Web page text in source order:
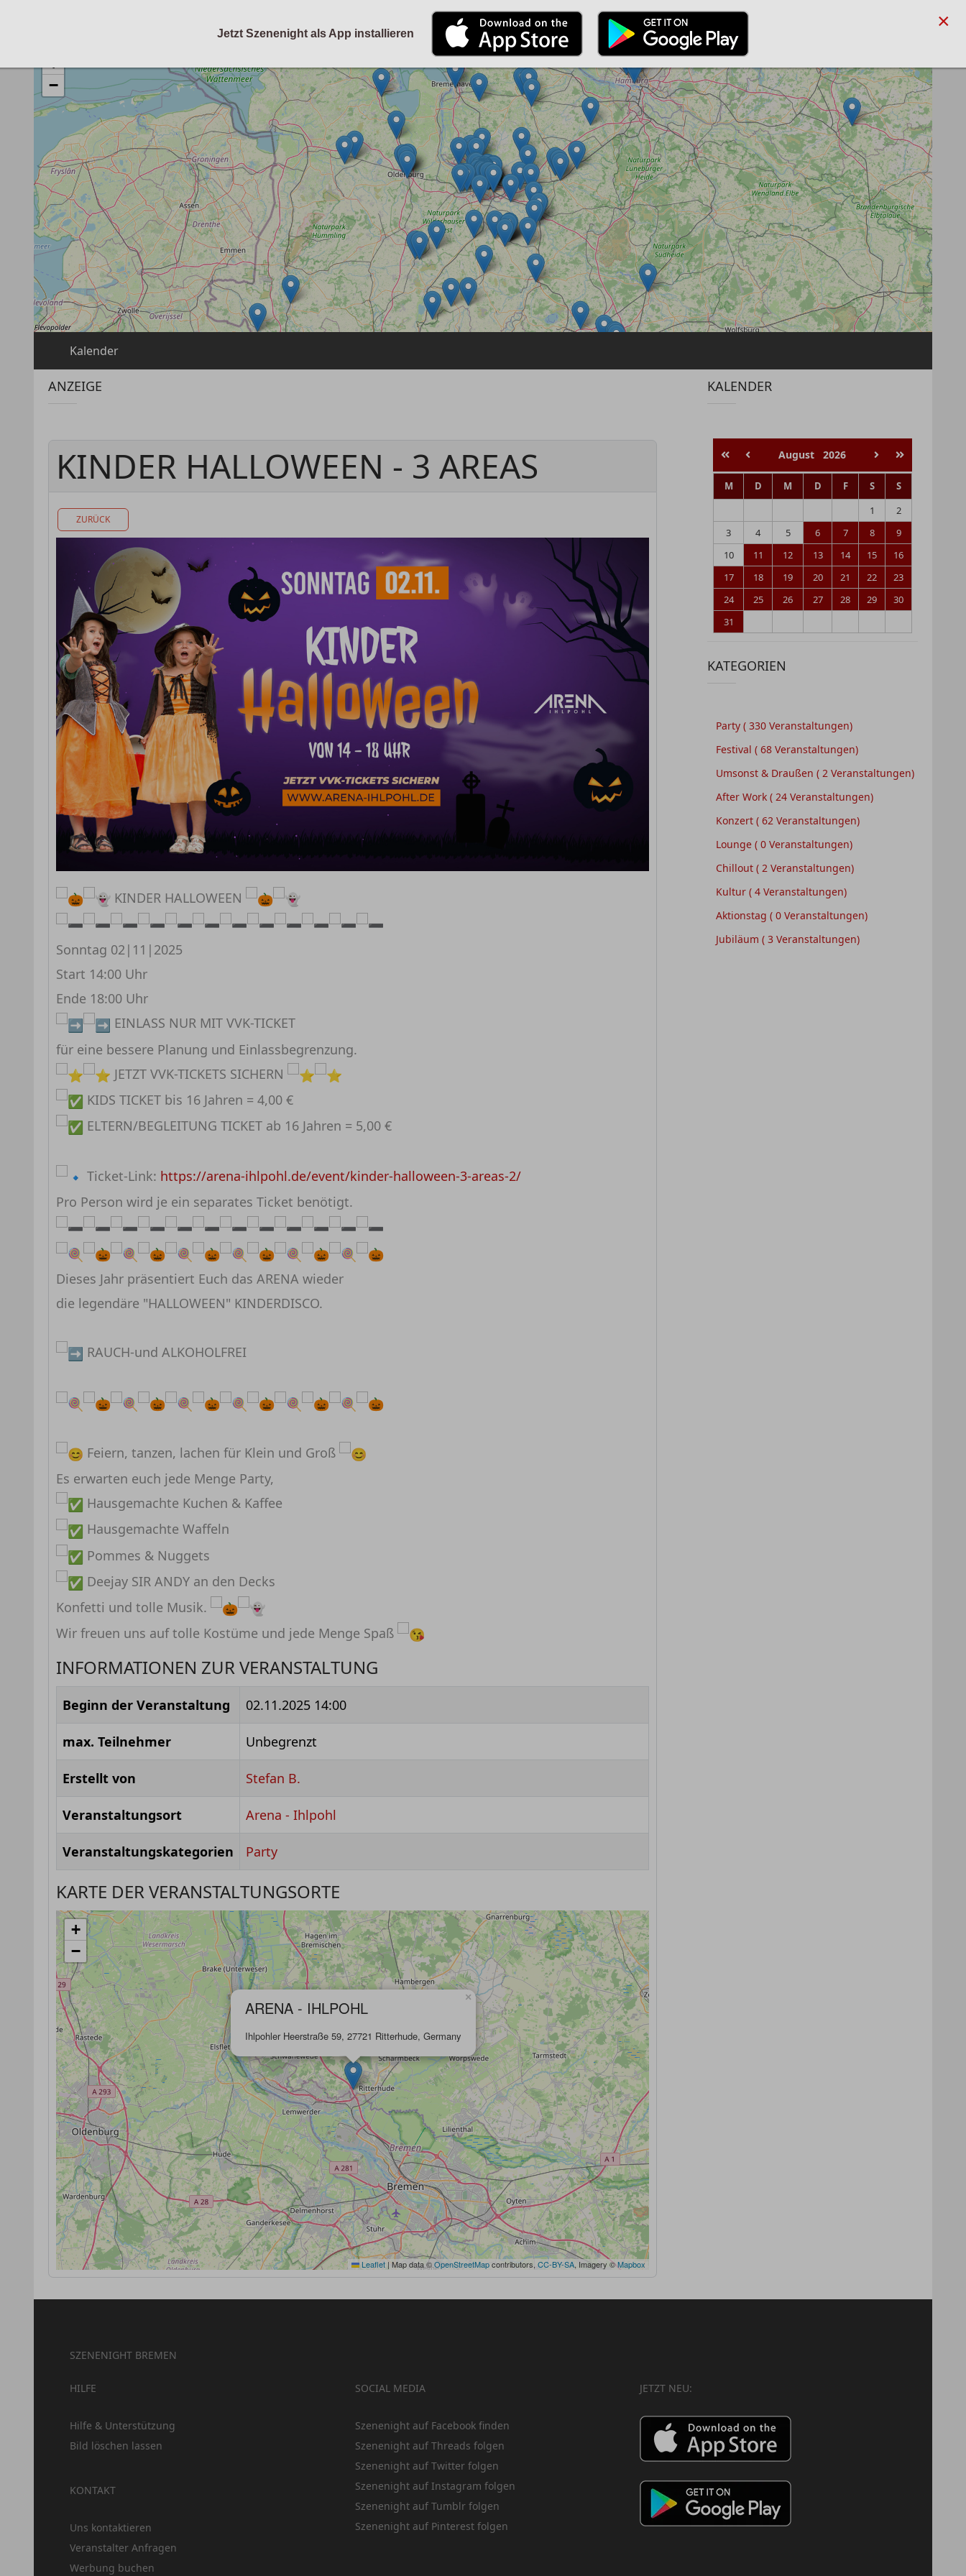
KALENDER PARTYFOTOS FÜR VERANSTALTER/PARTNER
+
−
Kalender
ANZEIGE
KINDER HALLOWEEN - 3 AREAS
ZURÜCK
KINDER HALLOWEEN
Sonntag 02|11|2025
Start 14:00 Uhr
Ende 18:00 Uhr
EINLASS NUR MIT VVK-TICKET
für eine bessere Planung und Einlassbegrenzung.
JETZT VVK-TICKETS SICHERN
KIDS TICKET bis 16 Jahren = 4,00 €
ELTERN/BEGLEITUNG TICKET ab 16 Jahren = 5,00 €
Ticket-Link: https://arena-ihlpohl.de/event/kinder-halloween-3-areas-2/
Pro Person wird je ein separates Ticket benötigt.
Dieses Jahr präsentiert Euch das ARENA wieder
die legendäre "HALLOWEEN" KINDERDISCO.
RAUCH-und ALKOHOLFREI
Feiern, tanzen, lachen für Klein und Groß
Es erwarten euch jede Menge Party,
Hausgemachte Kuchen & Kaffee
Hausgemachte Waffeln
Pommes & Nuggets
Deejay SIR ANDY an den Decks
Konfetti und tolle Musik.
Wir freuen uns auf tolle Kostüme und jede Menge Spaß
INFORMATIONEN ZUR VERANSTALTUNG
Beginn der Veranstaltung 02.11.2025 14:00
max. Teilnehmer Unbegrenzt
Erstellt von Stefan B.
Veranstaltungsort Arena - Ihlpohl
Veranstaltungskategorien Party
KARTE DER VERANSTALTUNGSORTE
ARENA - IHLPOHL
Ihlpohler Heerstraße 59, 27721 Ritterhude, Germany
×
+
−
Leaflet | Map data ©OpenStreetMapcontributors, CC-BY-SA, Imagery ©Mapbox
KALENDER
August 2026
M D M D F S
S
1
2
3
4 5 6 7 8
9
10
11 12 13 14 15
16
17
18 19 20 21 22
23
24
25 26 27 28 29
30
31
KATEGORIEN
Party ( 330 Veranstaltungen)
Festival ( 68 Veranstaltungen)
Umsonst & Draußen ( 2 Veranstaltungen)
After Work ( 24 Veranstaltungen)
Konzert ( 62 Veranstaltungen)
Lounge ( 0 Veranstaltungen)
Chillout ( 2 Veranstaltungen)
Kultur ( 4 Veranstaltungen)
Aktionstag ( 0 Veranstaltungen)
Jubiläum ( 3 Veranstaltungen)
SZENENIGHT BREMEN
HILFE
Hilfe & Unterstützung
Bild löschen lassen
KONTAKT
Uns kontaktieren
Veranstalter Anfragen
Werbung buchen
SOCIAL MEDIA
Szenenight auf Facebook finden
Szenenight auf Threads folgen
Szenenight auf Twitter folgen
Szenenight auf Instagram folgen
Szenenight auf Tumblr folgen
Szenenight auf Pinterest folgen
JETZT NEU:
ANMELDENODERREGISTRIEREN
Angemeldet bleiben
ANMELDEN
Registrieren
Benutzername vergessen
Passwort vergessen
×
Jetzt Szenenight als App installieren